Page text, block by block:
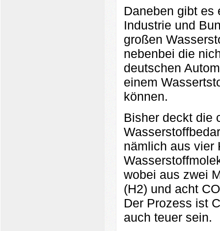
Daneben gibt es
Industrie und
großen
nebenbei die
deutschen
einem
können.
Bisher deckt die
nämlich aus vier
wobei aus zwei
(H2) und acht
Der Prozess ist
auch teuer sein.